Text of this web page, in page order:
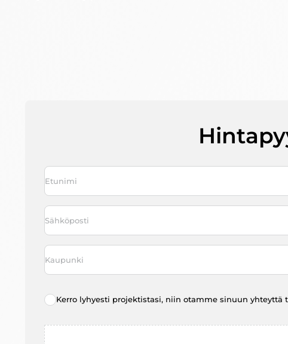
Nimi
Sähköposti
Kaupunki
Radio
Kerro lyhyesti projektistasi, niin otamme sinuun yhteyttä
File